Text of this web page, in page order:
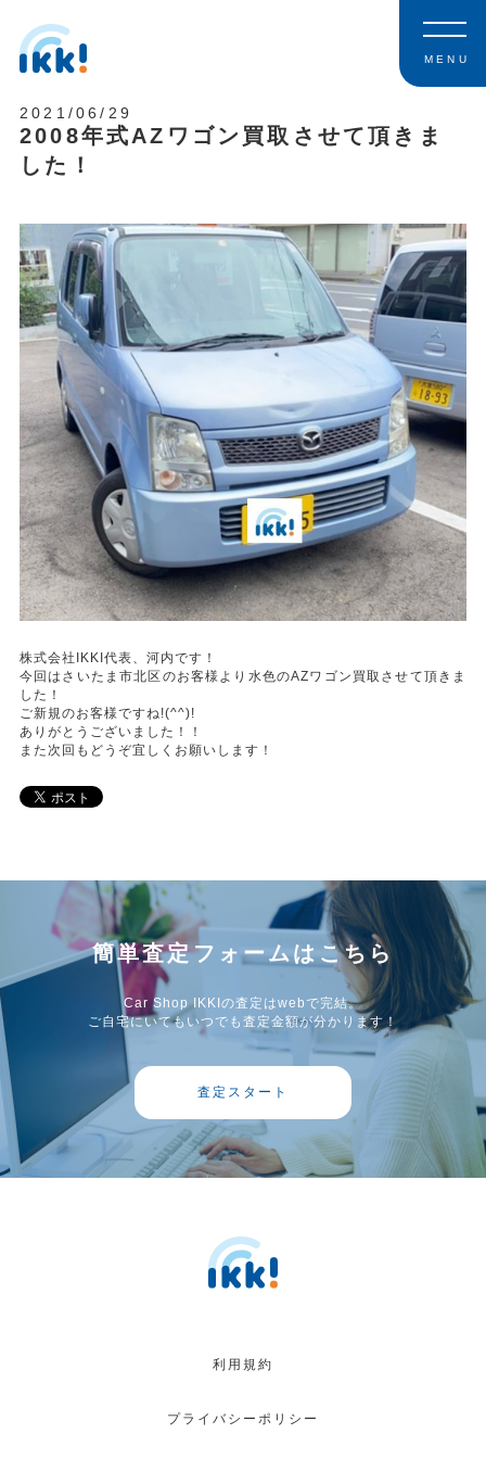
MENU
2021/06/29
2008年式AZワゴン買取させて頂きま
した！
株式会社IKKI代表、河内です！
今回はさいたま市北区のお客様より水色のAZワゴン買取させて頂きま
した！
ご新規のお客様ですね!(^^)!
ありがとうございました！！
また次回もどうぞ宜しくお願いします！
簡単査定フォームはこちら
Car Shop IKKIの査定はwebで完結。
ご自宅にいてもいつでも査定金額が分かります！
査定スタート
利用規約
プライバシーポリシー